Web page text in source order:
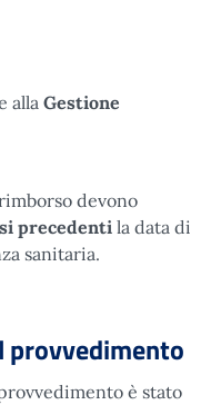
alla Gestione
devono
precedentila data di
sanitaria.
provvedimento
è stato